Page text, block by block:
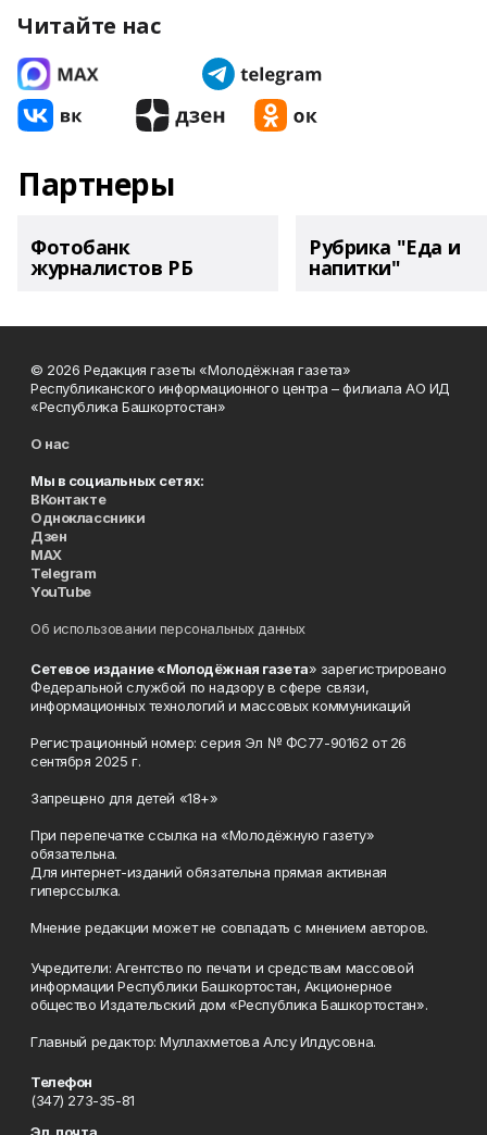
Читайте нас
Партнеры
Фотобанк
журналистов РБ
Рубрика "Еда и
напитки"
© 2026 Редакция газеты «Молодёжная газета»
Республиканского информационного центра – филиала АО ИД
«Республика Башкортостан»
О нас
Мы в социальных сетях:
ВКонтакте
Одноклассники
Дзен
MAX
Telegram
YouTube
Об использовании персональных данных
Сетевое издание «Молодёжная газета» зарегистрировано
Федеральной службой по надзору в сфере связи,
информационных технологий и массовых коммуникаций
Регистрационный номер: серия Эл № ФС77-90162 от 26
сентября 2025 г.
Запрещено для детей «18+»
При перепечатке ссылка на «Молодёжную газету»
обязательна.
Для интернет-изданий обязательна прямая активная
гиперссылка.
Мнение редакции может не совпадать с мнением авторов.
Учредители: Агентство по печати и средствам массовой
информации Республики Башкортостан, Акционерное
общество Издательский дом «Республика Башкортостан».
Главный редактор: Муллахметова Алсу Илдусовна.
Телефон
(347) 273-35-81